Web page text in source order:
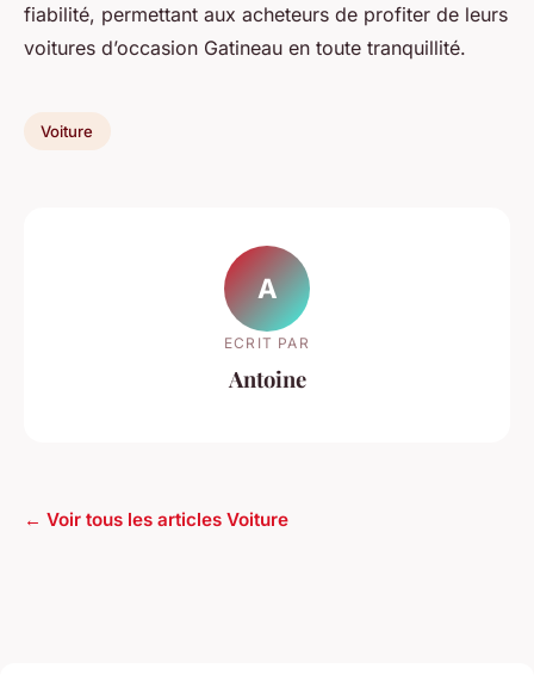
fiabilité, permettant aux acheteurs de profiter de leurs
voitures d’occasion Gatineau en toute tranquillité.
Voiture
A
ECRIT PAR
Antoine
← Voir tous les articles Voiture